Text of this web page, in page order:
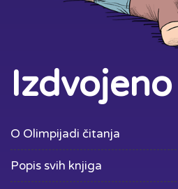
Izdvojeno
O Olimpijadi čitanja
Popis svih knjiga